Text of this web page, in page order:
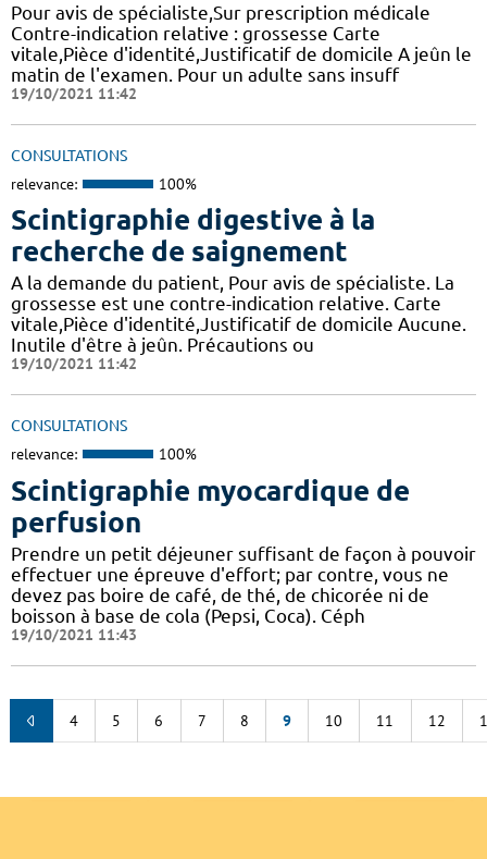
Pour avis de spécialiste,Sur prescription médicale
Contre-indication relative : grossesse Carte
vitale,Pièce d'identité,Justificatif de domicile A jeûn le
matin de l'examen. Pour un adulte sans insuff
19/10/2021 11:42
CONSULTATIONS
relevance: 100%
Scintigraphie digestive à la
recherche de saignement
A la demande du patient, Pour avis de spécialiste. La
grossesse est une contre-indication relative. Carte
vitale,Pièce d'identité,Justificatif de domicile Aucune.
Inutile d'être à jeûn. Précautions ou
19/10/2021 11:42
CONSULTATIONS
relevance: 100%
Scintigraphie myocardique de
perfusion
Prendre un petit déjeuner suffisant de façon à pouvoir
effectuer une épreuve d'effort; par contre, vous ne
devez pas boire de café, de thé, de chicorée ni de
boisson à base de cola (Pepsi, Coca). Céph
19/10/2021 11:43
4 5 6 7 8 9 10 11 12